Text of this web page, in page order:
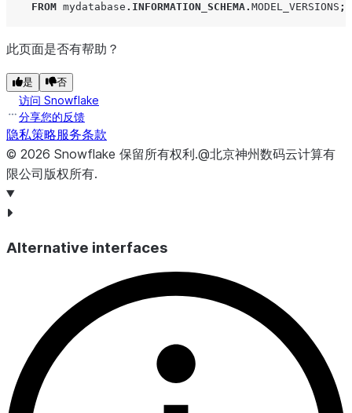
MODEL_TYPE TEXT
模型版本所属
LANGUAGE
版本的语言。
DEPENDENCIES
METADATA TEXT
USERDATA TEXT
模型版本的用
户数据。
FROM mydatabase . INFORMATION_SCHEMA. MODEL_VERSIONS ;
此页面是否有帮助？
是 否
访问 Snowflake
分享您的反馈
隐私策略服务条款
© 2026 Snowflake 保留所有权利.@北京神州数码云计算有
限公司版权所有.
Alternative interfaces